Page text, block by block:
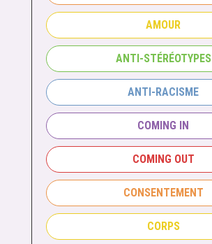
AMOUR
ANTI-STÉRÉOTYPES
ANTI-RACISME
COMING IN
COMING OUT
CONSENTEMENT
CORPS